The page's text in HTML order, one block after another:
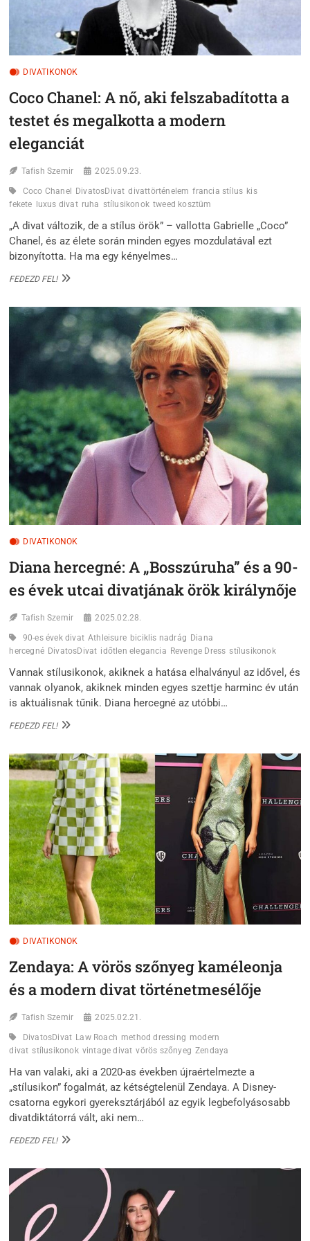
DIVATIKONOK
Coco Chanel: A nő, aki felszabadította a
testet és megalkotta a modern
eleganciát
Tafish Szemir 2025.09.23.
Coco Chanel DivatosDivat divattörténelem francia stílus kis
fekete
luxus divat ruha stílusikonok tweed kosztüm
„A divat változik, de a stílus örök” – vallotta Gabrielle „Coco”
Chanel, és az élete során minden egyes mozdulatával ezt
bizonyította. Ha ma egy kényelmes…
FEDEZD FEL!COCO
NŐ,
AKI
FELSZABADÍTOTTA
A
TESTET
MEGALKOTTA
A
MODERN
ELEGANCIÁT
DIVATIKONOK
Diana hercegné: A „Bosszúruha” és a 90-
es évek utcai divatjának örök királynője
Tafish Szemir 2025.02.28.
90-es évek divat Athleisure biciklis nadrág Diana
hercegné DivatosDivat időtlen elegancia Revenge Dress stílusikonok
Vannak stílusikonok, akiknek a hatása elhalványul az idővel, és
vannak olyanok, akiknek minden egyes szettje harminc év után
is aktuálisnak tűnik. Diana hercegné az utóbbi…
FEDEZD FEL!DIANA
„BOSSZÚRUHA”
ÉS
A
90-
ES
ÉVEK
UTCAI
DIVATJÁNAK
ÖRÖK
KIRÁLYNŐJE
DIVATIKONOK
Zendaya: A vörös szőnyeg kaméleonja
és a modern divat történetmesélője
Tafish Szemir 2025.02.21.
DivatosDivat Law Roach method dressing modern
divat stílusikonok vintage divat vörös szőnyeg Zendaya
Ha van valaki, aki a 2020-as években újraértelmezte a
„stílusikon” fogalmát, az kétségtelenül Zendaya. A Disney-
csatorna egykori gyereksztárjából az egyik legbefolyásosabb
divatdiktátorrá vált, aki nem…
FEDEZD FEL!ZENDAYA:
KAMÉLEONJA
A